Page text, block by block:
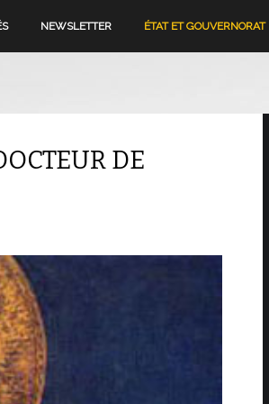
NEWSLETTER ÉTAT ET GOUVERNORAT
DE